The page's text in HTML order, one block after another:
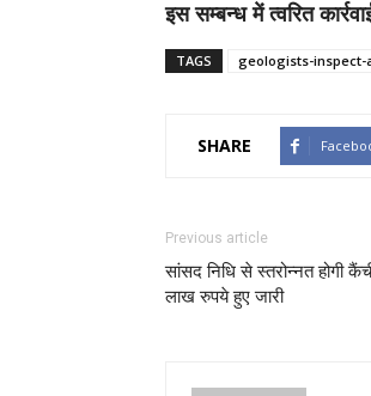
इस सम्बन्ध में त्वरित
TAGS geologists-inspect-
SHARE
Previous article
सांसद निधि से स्तरोन्नत होगी
लाख रुपये हुए जारी